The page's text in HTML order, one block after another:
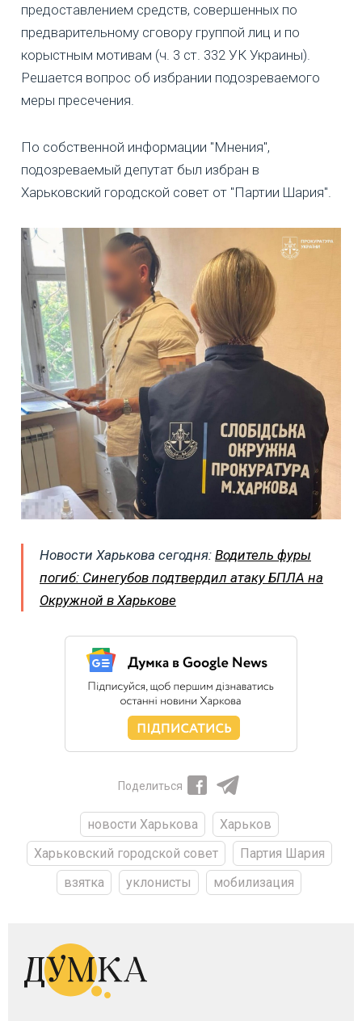
предоставлением средств, совершенных по
предварительному сговору группой лиц и по
корыстным мотивам (ч. 3 ст. 332 УК Украины).
Решается вопрос об избрании подозреваемого
меры пресечения.
По собственной информации "Мнения",
подозреваемый депутат был избран в
Харьковский городской совет от "Партии Шария".
Новости Харькова сегодня: Водитель фуры
погиб: Синегубов подтвердил атаку БПЛА на
Окружной в Харькове
Поделиться
новости Харькова
Харьков
Харьковский городской совет
Партия Шария
взятка
уклонисты мобилизация